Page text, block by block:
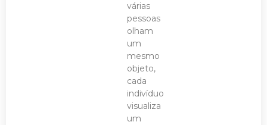
várias
pessoas
olham
um
mesmo
objeto,
cada
indivíduo
visualiza
um